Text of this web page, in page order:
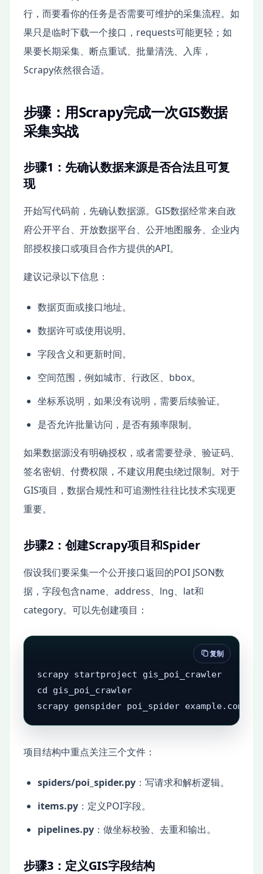
行，而要看你的任务是否需要可维护的采集流程。如
果只是临时下载一个接口，requests可能更轻；如
果要长期采集、断点重试、批量清洗、入库，
Scrapy依然很合适。
步骤：用Scrapy完成一次GIS数据
采集实战
步骤1：先确认数据来源是否合法且可复
现
开始写代码前，先确认数据源。GIS数据经常来自政
府公开平台、开放数据平台、公开地图服务、企业内
部授权接口或项目合作方提供的API。
建议记录以下信息：
数据页面或接口地址。
数据许可或使用说明。
字段含义和更新时间。
空间范围，例如城市、行政区、bbox。
坐标系说明，如果没有说明，需要后续验证。
是否允许批量访问，是否有频率限制。
如果数据源没有明确授权，或者需要登录、验证码、
签名密钥、付费权限，不建议用爬虫绕过限制。对于
GIS项目，数据合规性和可追溯性往往比技术实现更
重要。
步骤2：创建Scrapy项目和Spider
假设我们要采集一个公开接口返回的POI JSON数
据，字段包含name、address、lng、lat和
category。可以先创建项目：
scrapy startproject gis_poi_crawler
cd gis_poi_crawler
scrapy genspider poi_spider example.com
复制
项目结构中重点关注三个文件：
spiders/poi_spider.py ：写请求和解析逻辑。
items.py ：定义POI字段。
pipelines.py ：做坐标校验、去重和输出。
步骤3：定义GIS字段结构